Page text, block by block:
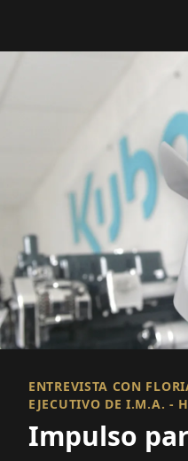
ENTREVISTA CON
EJECUTIVO DE I.M.A. -
Impulso